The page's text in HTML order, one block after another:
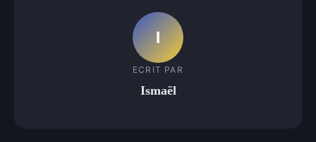
I
ECRIT PAR
Ismaël